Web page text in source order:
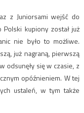
z Juniorsami wejść do
kupiony został już
nie było to możliwe.
już nagraną, pierwszą
odsunęły się w czasie, z
opóźnieniem. W tej
ustaleń, w tym także